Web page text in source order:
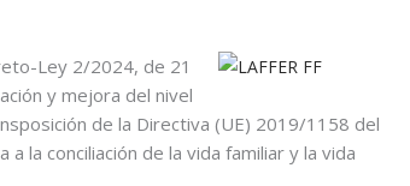
Ley 2/2024, de 21
y mejora del nivel
de la Directiva (UE) 2019/1158 del
la conciliación de la vida familiar y la vida